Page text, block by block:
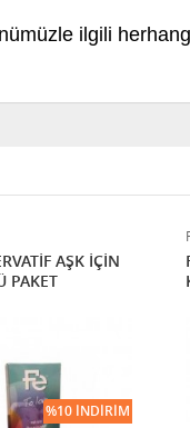
ilgili
AŞK İÇİN
PAKET
%10 İNDIRIM